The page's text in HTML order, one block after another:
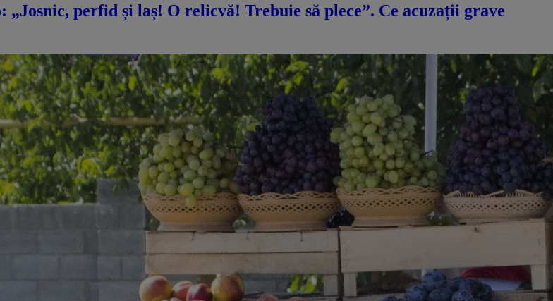
perfid și laș! O relicvă! Trebuie să plece”. Ce acuzații grave